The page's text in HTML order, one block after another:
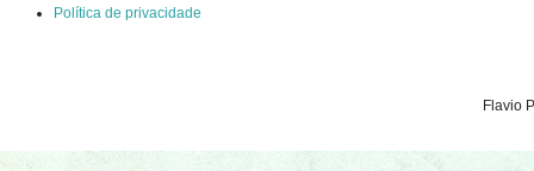
Política de privacidade
Flavio